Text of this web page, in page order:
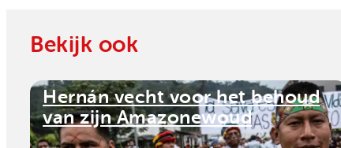
Bekijk ook
Hernán vecht voor het behoud
van zijn Amazonewoud